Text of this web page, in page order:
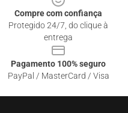
Compre com confiança
Protegido 24/7, do clique à
entrega
Pagamento 100% seguro
PayPal / MasterCard / Visa